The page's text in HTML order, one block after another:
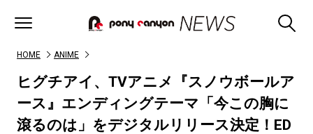
HOME ANIME
ヒグチアイ、TVアニメ『スノウボールア
ース』エンディングテーマ「今この胸に
滾るのは」をデジタルリリース決定！ED